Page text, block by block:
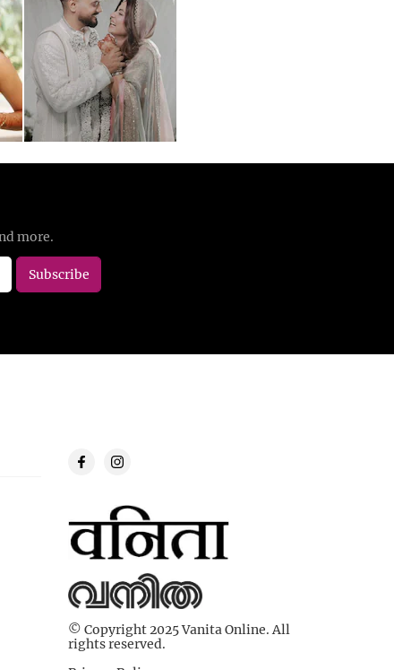
© Copyright 2025 Vanita Online. All
rights reserved.